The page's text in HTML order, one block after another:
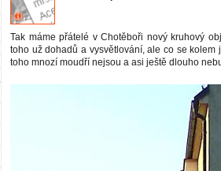
Tak máme přátelé v Chotěboři nový kruhový
toho už dohadů a vysvětlování, ale co se kolem
toho mnozí moudří nejsou a asi ještě dlouho